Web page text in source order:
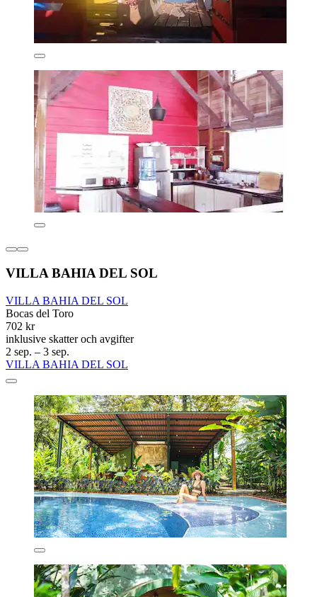
VILLA BAHIA DEL SOL
VILLA BAHIA DEL SOL
Bocas del Toro
702 kr
inklusive skatter och avgifter
2 sep. – 3 sep.
VILLA BAHIA DEL SOL